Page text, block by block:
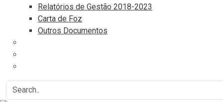
Relatórios de Gestão 2018-2023
Carta de Foz
Outros Documentos